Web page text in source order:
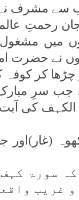
سے مشرف نہ
رحمتِ
میں
نے حضرت
چڑھا کر
جب سرِ
(غار)اور
سورۃ
غریب